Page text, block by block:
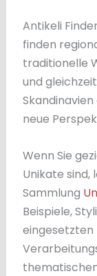
Antikeli
finden
traditionelle
und
neue
Wenn Sie
Unikate sind,
Sammlung
Beispiele,
eingesetzten